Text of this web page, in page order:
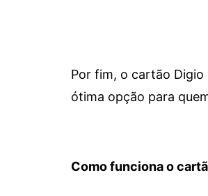
Por fim, o cartão Digio
ótima opção para
Como funciona o